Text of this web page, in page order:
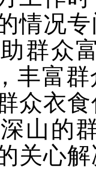
情况
群众
丰富
众衣
山的
关心